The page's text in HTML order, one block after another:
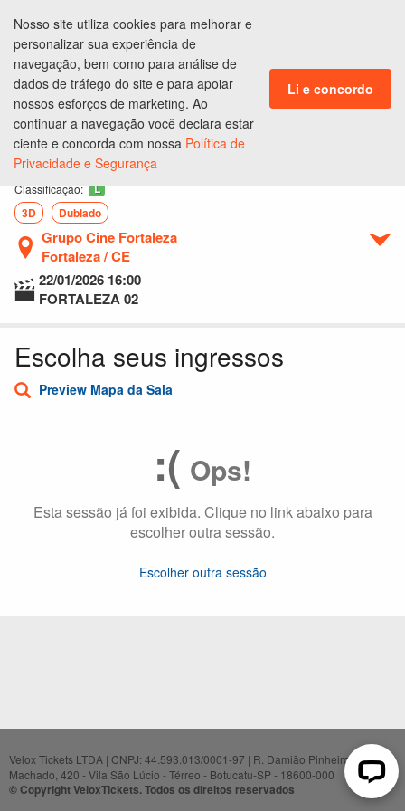
Ingressos Lugares Produtos
Bob Esponja - Em Busca da Calça Quadrada
Classificação:
L
3D
Dublado
Grupo Cine Fortaleza
Fortaleza / CE
22/01/2026 16:00
FORTALEZA 02
Escolha seus ingressos
Preview Mapa da Sala
:( Ops!
Esta sessão já foi exibida. Clique no link abaixo para
escolher outra sessão.
Escolher outra sessão
Velox Tickets LTDA | CNPJ: 44.593.013/0001-97 | R. Damião Pinheiro
Machado, 420 - Vila São Lúcio - Térreo - Botucatu-SP - 18600-000
© Copyright VeloxTickets. Todos os direitos reservados
Nosso site utiliza cookies para melhorar e
personalizar sua experiência de
navegação, bem como para análise de
dados de tráfego do site e para apoiar
nossos esforços de marketing. Ao
continuar a navegação você declara estar
ciente e concorda com nossa Política de
Privacidade e Segurança
Li e concordo